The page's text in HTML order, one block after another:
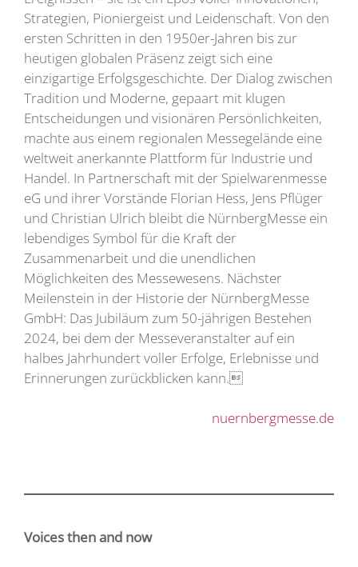
Strategien, Pioniergeist und Leidenschaft. Von den
ersten Schritten in den 1950er-Jahren bis zur
heutigen globalen Präsenz zeigt sich eine
einzigartige Erfolgsgeschichte. Der Dialog zwischen
Tradition und Moderne, gepaart mit klugen
Entscheidungen und visionären Persönlichkeiten,
machte aus einem regionalen Messegelände eine
weltweit anerkannte Plattform für Industrie und
Handel. In Partnerschaft mit der Spielwarenmesse
eG und ihrer Vorstände Florian Hess, Jens Pflüger
und Christian Ulrich bleibt die NürnbergMesse ein
lebendiges Symbol für die Kraft der
Zusammenarbeit und die unendlichen
Möglichkeiten des Messewesens. Nächster
Meilenstein in der Historie der NürnbergMesse
GmbH: Das Jubiläum zum 50-jährigen Bestehen
2024, bei dem der Messeveranstalter auf ein
halbes Jahrhundert voller Erfolge, Erlebnisse und
Erinnerungen zurückblicken kann.
nuernbergmesse.de
Voices then and now